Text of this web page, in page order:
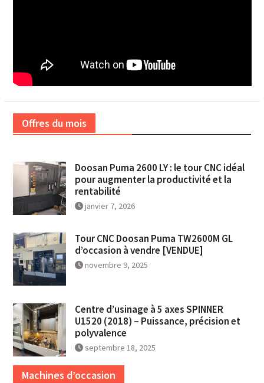
Offres du mois
Doosan Puma 2600 LY : le tour CNC idéal
pour augmenter la productivité et la
rentabilité
janvier 7, 2026
Tour CNC Doosan Puma TW2600M GL
d’occasion à vendre [VENDUE]
novembre 9, 2025
Centre d’usinage à 5 axes SPINNER
U1520 (2018) – Puissance, précision et
polyvalence
septembre 18, 2025
Machines d’occasion